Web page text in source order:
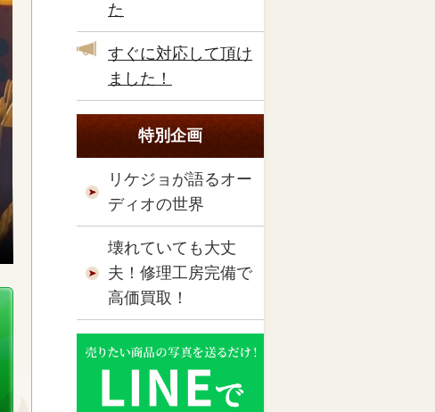
た
すぐに対応して頂け
ました！
特別企画
リケジョが語るオー
ディオの世界
壊れていても大丈
夫！修理工房完備で
高価買取！